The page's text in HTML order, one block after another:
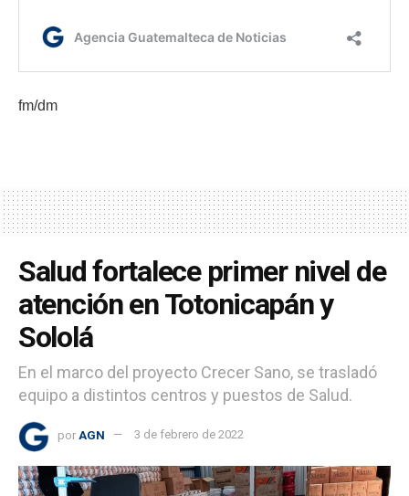
fm/dm
Salud fortalece primer nivel de
atención en Totonicapán y
Sololá
En el marco del proyecto Crecer Sano, se trasladó
equipo a distintos centros y puestos de Salud.
por AGN 3 de febrero de 2022